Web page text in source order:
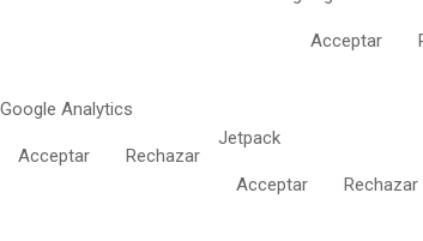
Acceptar
Google Analytics
Acceptar Rechazar
Jetpack
Acceptar Rechazar